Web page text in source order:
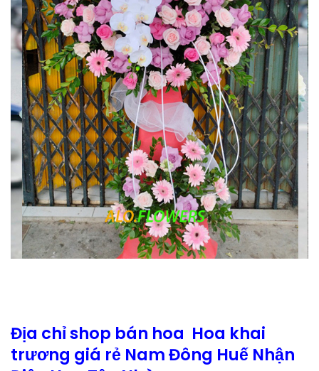
Địa chỉ shop bán hoa Hoa khai
trương giá rẻ Nam Đông Huế Nhận